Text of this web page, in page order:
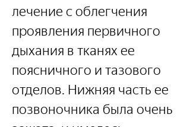
лечение с облегчения
проявления первичного
дыхания в тканях ее
поясничного и тазового
отделов. Нижняя часть ее
позвоночника была очень